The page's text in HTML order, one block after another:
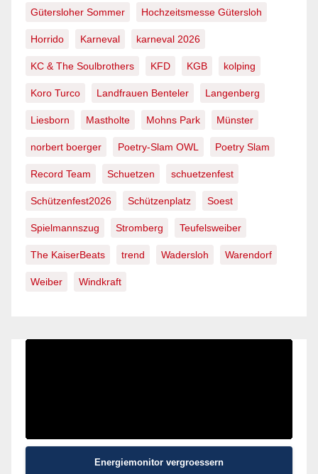
Gütersloher Sommer Hochzeitsmesse Gütersloh
Horrido Karneval karneval 2026
KC & The Soulbrothers KFD KGB kolping
Koro Turco Landfrauen Benteler Langenberg
Liesborn Mastholte Mohns Park Münster
norbert boerger Poetry-Slam OWL Poetry Slam
Record Team Schuetzen schuetzenfest
Schützenfest2026 Schützenplatz Soest
Spielmannszug Stromberg Teufelsweiber
The KaiserBeats trend Wadersloh Warendorf
Weiber Windkraft
Energiemonitor vergroessern